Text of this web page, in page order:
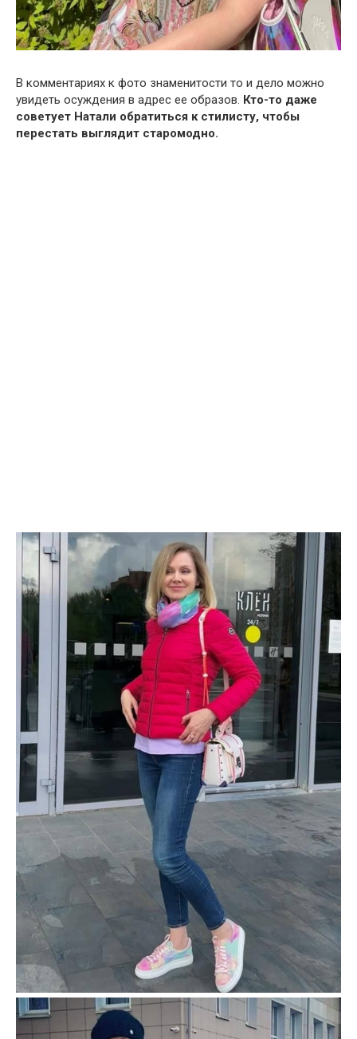
В комментариях к фото знаменитости то и дело можно
увидеть осуждения в адрес ее образов. Кто-то даже
советует Натали обратиться к стилисту, чтобы
перестать выглядит старомодно.